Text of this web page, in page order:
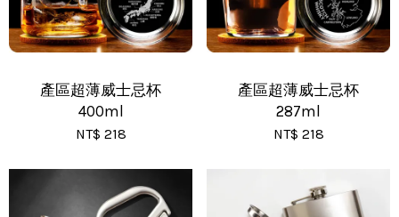
產區超薄威士忌杯
400ml
NT$ 218
產區超薄威士忌杯
287ml
NT$ 218